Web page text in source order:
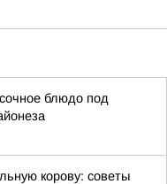
блюдо под
корову: советы